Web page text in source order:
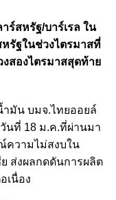
ร์สหรัฐ/บาร์เรล ใน
รัฐในช่วงไตรมาสที่
งสองไตรมาสสุดท้าย
มัน บมจ.ไทยออยล์
นที่ 18 ม.ค.ที่ผ่านมา
ความไม่สงบใน
ส่งผลกดดันการผลิต
เนื่อง